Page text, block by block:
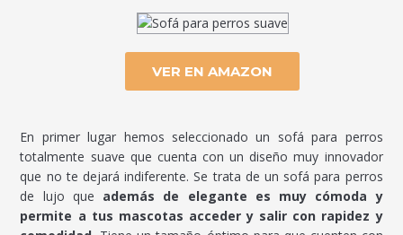
VER EN AMAZON
En primer lugar hemos seleccionado un sofá para perros
totalmente suave que cuenta con un diseño muy innovador
que no te dejará indiferente. Se trata de un sofá para perros
de lujo que además de elegante es muy cómoda y
permite a tus mascotas acceder y salir con rapidez y